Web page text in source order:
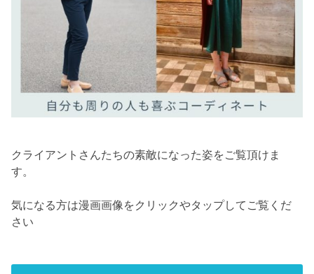
クライアントさんたちの素敵になった姿をご覧頂けま
す。
気になる方は漫画画像をクリックやタップしてご覧くだ
さい